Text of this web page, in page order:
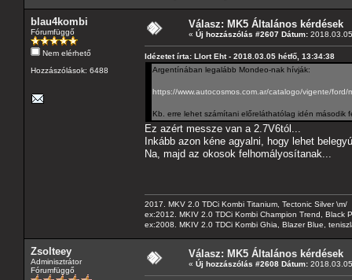
blau4kombi
Fórumfüggő
Nem elérhető
Hozzászólások: 6488
Válasz: MK5 Általános kérdések
« Új hozzászólás #2607 Dátum:
Idézetet írta: Llort Eht - 2018.03.05 hétfő, 13:34:38
Argentínában legalább Mondeo-nak hívják:
https://www.autocosmos.com.ar/catalogo/vigente/
Kb. erre lehet számítani előreláthatólag idén második
Ez azért messze van a 2.7V6tól...
Inkább azon kéne agyalni, hogy lehet
Na, majd az okosok felhomályosítanak...
2017. MKV 2.0 TDCi Kombi Titanium, Tectonic Silver \m/
ex:2012. MKIV 2.0 TDCi Kombi Champion Trend, Black
ex:2008. MKIV 2.0 TDCi Kombi Ghia, Blazer Blue,
Zsolteey
Adminisztrátor
Fórumfüggő
Válasz: MK5 Általános kérdések
« Új hozzászólás #2608 Dátum: